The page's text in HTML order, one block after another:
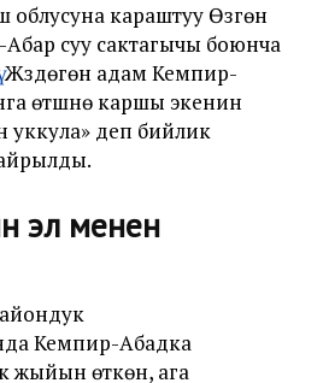
облусуна караштуу Өзгөн
суу сактагычы боюнча
Жүздөгөн адам Кемпир-
өтүшүнө каршы экенин
уккула» деп бийлик
эл менен
Кемпир-Абадка
жыйын өткөн, ага